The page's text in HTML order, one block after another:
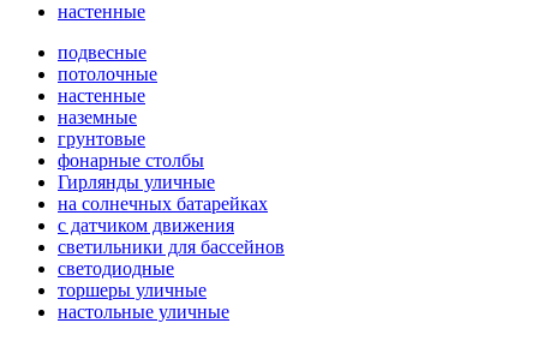
настенные
подвесные
потолочные
настенные
наземные
грунтовые
фонарные столбы
Гирлянды уличные
на солнечных батарейках
с датчиком движения
светильники для бассейнов
светодиодные
торшеры уличные
настольные уличные